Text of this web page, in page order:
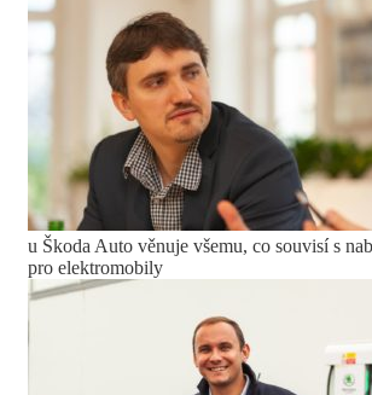
u Škoda Auto věnuje všemu, co souvisí s
pro elektromobily